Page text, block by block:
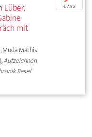
Lüber,
mit
Muda Mathis
Aufzeichnen
Basel
€ 7,95